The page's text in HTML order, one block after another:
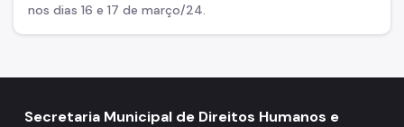
nos dias 16 e 17 de março/24.
Secretaria Municipal de Direitos Humanos e